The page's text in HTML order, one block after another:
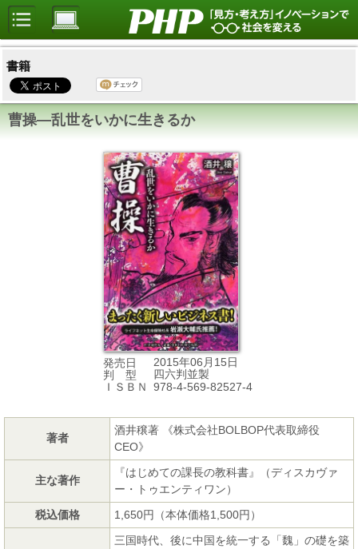
書籍
曹操―乱世をいかに生きるか
発売日
2015年06月15日
判 型
四六判並製
ＩＳＢＮ
978-4-569-82527-4
著者
酒井穣著 《株式会社BOLBOP代表取締役
CEO》
主な著作
『はじめての課長の教科書』（ディスカヴァ
ー・トゥエンティワン）
税込価格
1,650円（本体価格1,500円）
三国時代、後に中国を統一する「魏」の礎を築